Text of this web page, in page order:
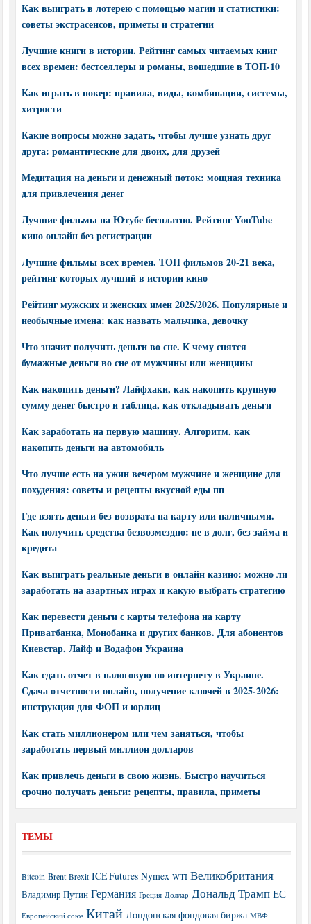
Как выиграть в лотерею с помощью магии и статистики:
советы экстрасенсов, приметы и стратегии
Лучшие книги в истории. Рейтинг самых читаемых книг
всех времен: бестселлеры и романы, вошедшие в ТОП-10
Как играть в покер: правила, виды, комбинации, системы,
хитрости
Какие вопросы можно задать, чтобы лучше узнать друг
друга: романтические для двоих, для друзей
Медитация на деньги и денежный поток: мощная техника
для привлечения денег
Лучшие фильмы на Ютубе бесплатно. Рейтинг YouTube
кино онлайн без регистрации
Лучшие фильмы всех времен. ТОП фильмов 20-21 века,
рейтинг которых лучший в истории кино
Рейтинг мужских и женских имен 2025/2026. Популярные и
необычные имена: как назвать мальчика, девочку
Что значит получить деньги во сне. К чему снятся
бумажные деньги во сне от мужчины или женщины
Как накопить деньги? Лайфхаки, как накопить крупную
сумму денег быстро и таблица, как откладывать деньги
Как заработать на первую машину. Алгоритм, как
накопить деньги на автомобиль
Что лучше есть на ужин вечером мужчине и женщине для
похудения: советы и рецепты вкусной еды пп
Где взять деньги без возврата на карту или наличными.
Как получить средства безвозмездно: не в долг, без займа и
кредита
Как выиграть реальные деньги в онлайн казино: можно ли
заработать на азартных играх и какую выбрать стратегию
Как перевести деньги с карты телефона на карту
Приватбанка, Монобанка и других банков. Для абонентов
Киевстар, Лайф и Водафон Украина
Как сдать отчет в налоговую по интернету в Украине.
Сдача отчетности онлайн, получение ключей в 2025-2026:
инструкция для ФОП и юрлиц
Как стать миллионером или чем заняться, чтобы
заработать первый миллион долларов
Как привлечь деньги в свою жизнь. Быстро научиться
срочно получать деньги: рецепты, правила, приметы
ТЕМЫ
Bitcoin Brent Brexit ICE Futures Nymex WTI Великобритания
Владимир Путин Германия Греция Доллар Дональд Трамп ЕС
Европейский союз Китай Лондонская фондовая биржа МВФ